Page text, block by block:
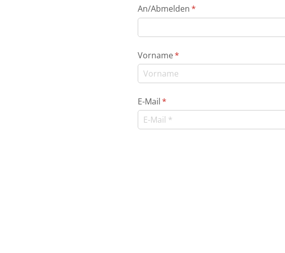
An/​Abmelden*
(erforderlich)
Vorname*
(erforderlich)
E-Mail*
(erforderlich)